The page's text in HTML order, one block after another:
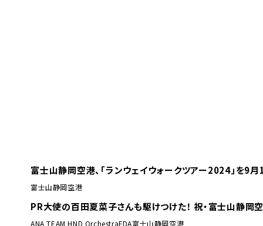
富士山静岡空港、「ランウェイウォークツアー2024」を9月
富士山静岡空港
PR大使の百田夏菜子さんも駆けつけた！ 祝・富士山静岡
ANA TEAM HND OrchestraFDA富士山静岡空港